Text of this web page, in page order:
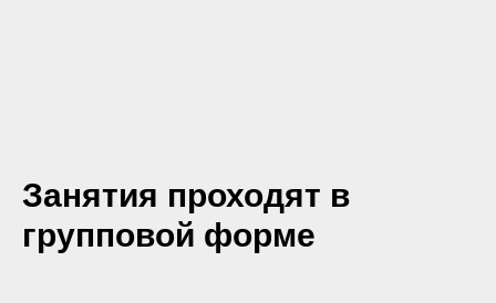
Занятия проходят в
групповой форме